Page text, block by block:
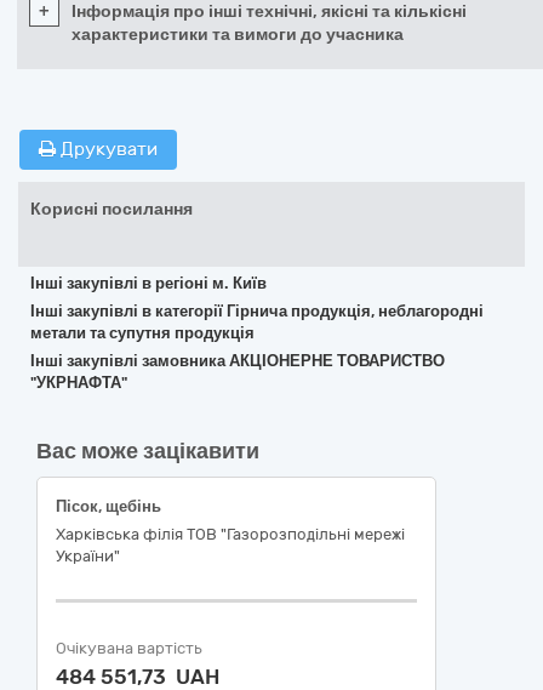
+
Інформація про інші технічні, якісні та кількісні
характеристики та вимоги до учасника
Друкувати
Корисні посилання
Інші закупівлі в регіоні м. Київ
Інші закупівлі в категорії Гірнича продукція, неблагородні
метали та супутня продукція
Інші закупівлі замовника АКЦІОНЕРНЕ ТОВАРИСТВО
"УКРНАФТА"
Вас може зацікавити
Пісок, щебінь
Харківська філія ТОВ "Газорозподільні мережі
України"
Очікувана вартість
484 551,73 UAH